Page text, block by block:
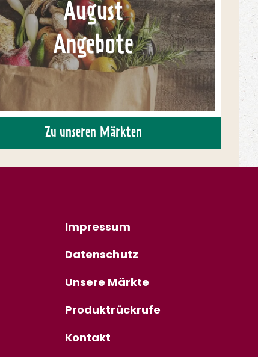
August
Angebote
Zu unseren Märkten
Impressum
Datenschutz
Unsere Märkte
Produktrückrufe
Kontakt